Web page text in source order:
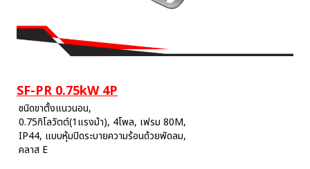
SF-PR 0.75kW 4P
ชนิดขาตั้งแนวนอน,
0.75กิโลวัตต์(1แรงม้า), 4โพล, เฟรม 80M,
IP44, แบบหุ้มปิดระบายความร้อนด้วยพัดลม,
คลาส E